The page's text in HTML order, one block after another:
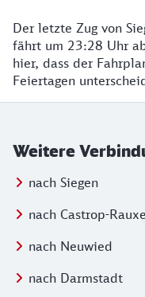
Der letzte Zug von
fährt um 23:28 Uhr
hier, dass der
Feiertagen
Weitere
nach Siegen
nach Castrop-
nach Neuwied
nach Darmstadt